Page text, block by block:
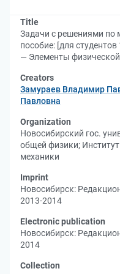
Title
Задачи с решениями по
пособие: [для
— Элементы
Creators
Замураев Владимир
Павловна
Organization
Новосибирский гос.
общей физики;
механики
Imprint
Новосибирск:
2013-2014
Electronic publication
Новосибирск:
2014
Collection